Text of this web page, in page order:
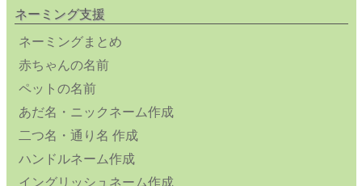
ネーミング支援
ネーミングまとめ
赤ちゃんの名前
ペットの名前
あだ名・ニックネーム作成
二つ名・通り名 作成
ハンドルネーム作成
イングリッシュネーム作成